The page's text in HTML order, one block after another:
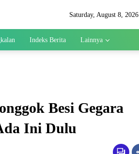
Saturday, August 8, 2026
Indeks Berita Lainnya
Besi Gegara
Ini Dulu